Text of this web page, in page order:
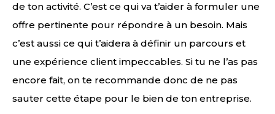
de ton activité. C’est ce qui va t’aider à formuler une
offre pertinente pour répondre à un besoin. Mais
c’est aussi ce qui t’aidera à définir un parcours et
une expérience client impeccables. Si tu ne l’as pas
encore fait, on te recommande donc de ne pas
sauter cette étape pour le bien de ton entreprise.